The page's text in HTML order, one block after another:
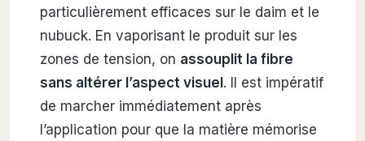
particulièrement efficaces sur le daim et le
nubuck. En vaporisant le produit sur les
zones de tension, on assouplit la fibre
sans altérer l’aspect visuel . Il est impératif
de marcher immédiatement après
l’application pour que la matière mémorise